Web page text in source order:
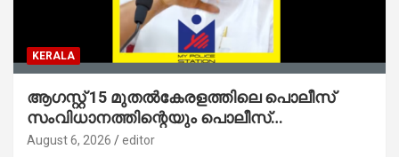
KERALA
ആഗസ്റ്റ് 15 മുതല്‍കേരളത്തിലെ പൊലീസ്
സംവിധാനത്തിന്റെയും പൊലീസ്
സ്റ്റേഷനുകളുടെയും മുഖഛായ മാറുകയാണ് :
August 6, 2026 editor